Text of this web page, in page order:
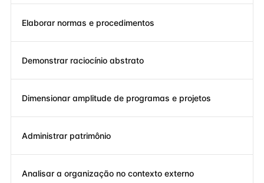
Elaborar normas e procedimentos
Demonstrar raciocínio abstrato
Dimensionar amplitude de programas e projetos
Administrar patrimônio
Analisar a organização no contexto externo